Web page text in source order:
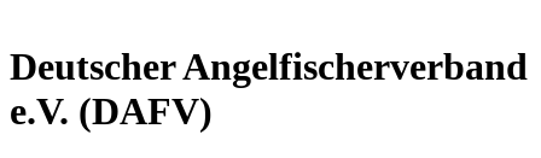
Deutscher Angelfischerverband
e.V. (DAFV)